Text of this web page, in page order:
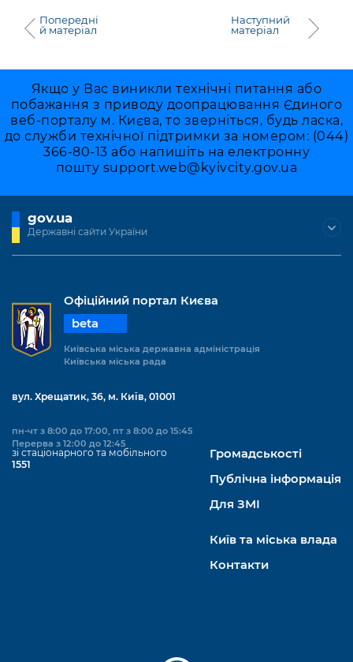
Попередні
й матеріал
Наступний
матеріал
Якщо у Вас виникли технічні питання або
побажання з приводу доопрацювання Єдиного
веб-порталу м. Києва, то зверніться, будь ласка,
до служби технічної підтримки за номером: (044)
366-80-13 або напишіть на електронну
пошту support.web@kyivcity.gov.ua
gov.ua
Державні сайти України
Офіційний портал Києва
beta
Київська міська державна адміністрація
Київська міська рада
вул. Хрещатик, 36, м. Київ, 01001
пн-чт з 8:00 до 17:00, пт з 8:00 до 15:45
Перерва з 12:00 до 12:45
зі стаціонарного та мобільного
1551
Громадськості
Публічна інформація
Для ЗМІ
Київ та міська влада
Контакти